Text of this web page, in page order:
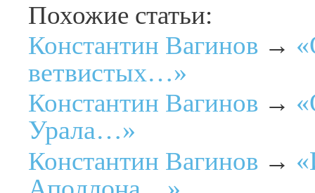
Похожие статьи:
Константин Вагинов →
ветвистых…»
Константин Вагинов →
Урала…»
Константин Вагинов →